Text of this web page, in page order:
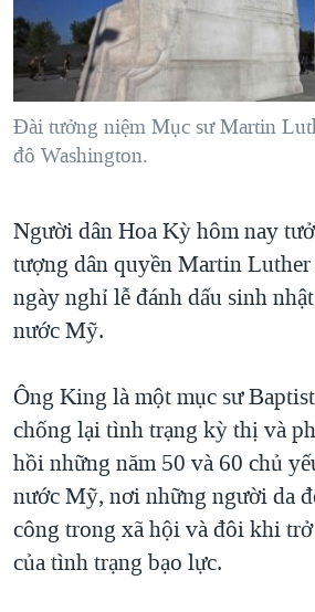
"Tìm"NGƯỜI VIỆT HẢI NGOẠI
ĐỜI SỐNG
KINH TẾ
KHOA HỌC
VĂN HOÁ
THỂ THAO
GIÁO DỤC
HÀNH TRÌNH BẦU CỬ 2024
MỘT NĂM CHIẾN TRANH TẠI DẢI
GIẢI MÃ VÀNH ĐAI & CON ĐƯỜNG
NGÀY TỊ NẠN THẾ GIỚI
GROUND ZERO – XƯA VÀ NAY
CHI PHÍ CHIẾN TRANH AFGHANISTAN
CÁC GIÁ TRỊ CỘNG HÒA Ở VIỆT NAM
TRỊNH VĨNH BÌNH VS. CHÍNH PHỦ
NGƯ DÂN VIỆT VÀ LÀN SÓNG
BÊN KIA QUỐC LỘ: TIẾNG VỌNG
QUAN HỆ VIỆT MỸ
VIDEO
NGHE
MẠNG XÃ HỘI
Ngôn ngữ khác
Đài tưởng niệm Mục sư Martin
đô Washington.
Người dân Hoa Kỳ hôm nay
tượng dân quyền Martin
ngày nghỉ lễ đánh dấu sinh
nước Mỹ.
Ông King là một mục sư
chống lại tình trạng kỳ thị và
hồi những năm 50 và 60 chủ
nước Mỹ, nơi những người da
công trong xã hội và đôi khi
của tình trạng bạo lực.